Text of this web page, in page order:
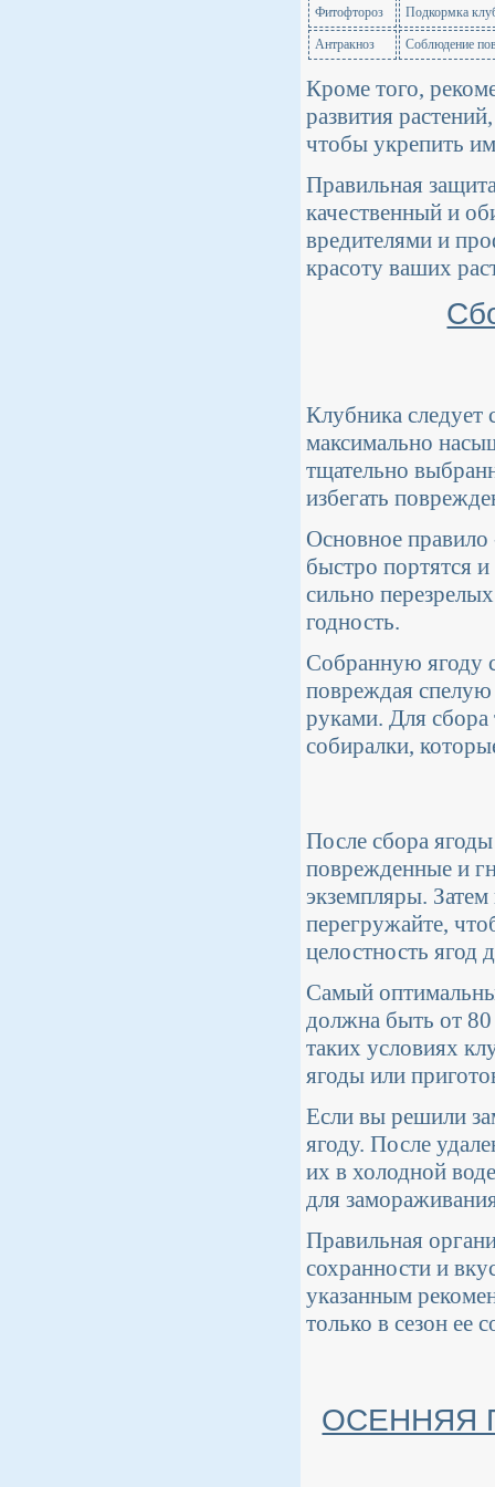
Фитофтороз Подкормка
Антракноз Соблюдение
Кроме того,
развития
чтобы укрепить
Правильная
качественный и
вредителями и
красоту ваших
Клубника следует
максимально
тщательно
избегать
Основное правило
быстро портятся
сильно
годность.
Собранную ягоду
повреждая спелую
руками. Для сбора
собиралки,
После сбора ягоды
поврежденные и
экземпляры.
перегружайте,
целостность ягод
Самый
должна быть от
таких условиях
ягоды или
Если вы решили
ягоду. После
их в холодной
для
Правильная
сохранности и
указанным
только в сезон ее
ОСЕННЯЯ